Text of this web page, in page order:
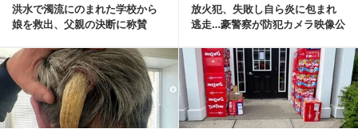
洪水で濁流にのまれた学校から
娘を救出、父親の決断に称賛
放火犯、失敗し自ら炎に包まれ
逃走…豪警察が防犯カメラ映像公
記事を読む